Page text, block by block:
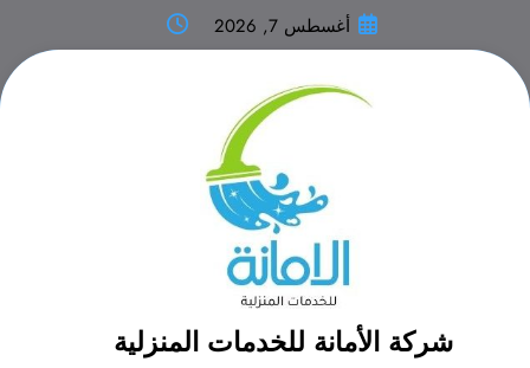
المحتوى
أغسطس 7, 2026
شركة الأمانة للخدمات المنزلية